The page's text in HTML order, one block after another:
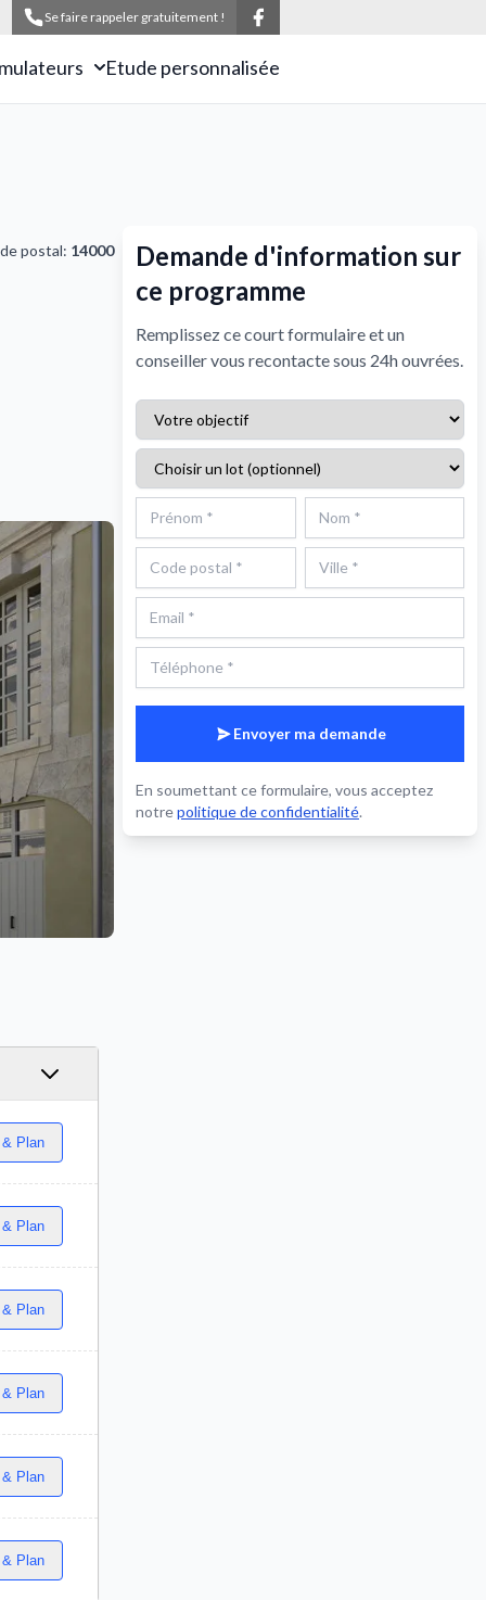
Se faire rappeler gratuitement !
Etude personnalisée
postal: 14000
Plan
Plan
Plan
Plan
Plan
Plan
Demande d'information sur
ce programme
Remplissez ce court formulaire et un
conseiller vous recontacte sous 24h ouvrées.
Envoyer ma demande
En soumettant ce formulaire, vous acceptez
notrepolitique de confidentialité.